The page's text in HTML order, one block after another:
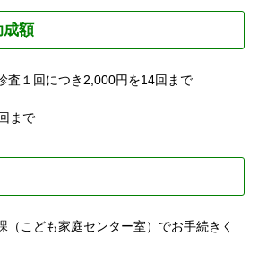
成額
査１回につき2,000円を14回まで
まで
こども家庭センター室）でお手続きく